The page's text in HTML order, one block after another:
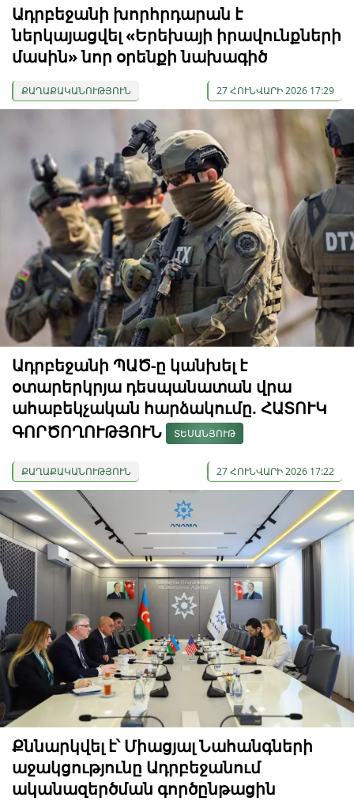
Ադրբեջանի խորհրդարան է
ներկայացվել «Երեխայի իրավունքների
մասին» նոր օրենքի նախագիծ
ՔԱՂԱՔԱԿԱՆՈՒԹՅՈՒՆ 27 ՀՈՒՆՎԱՐԻ 2026 17:29
Ադրբեջանի ՊԱԾ-ը կանխել է
օտարերկրյա դեսպանատան վրա
ահաբեկչական հարձակումը. ՀԱՏՈՒԿ
ԳՈՐԾՈՂՈՒԹՅՈՒՆ
ՏԵՍԱՆՅՈՒԹ
ՔԱՂԱՔԱԿԱՆՈՒԹՅՈՒՆ 27 ՀՈՒՆՎԱՐԻ 2026 17:22
Քննարկվել է՝ Միացյալ Նահանգների
աջակցությունը Ադրբեջանում
ականազերծման գործընթացին